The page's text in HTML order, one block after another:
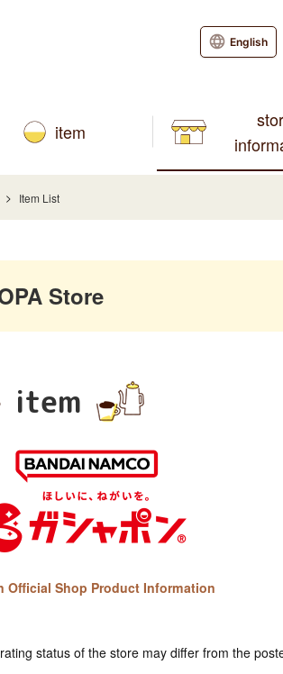
item
English
Item List
Store
item
Official Shop Product Information
status of the store may differ from the